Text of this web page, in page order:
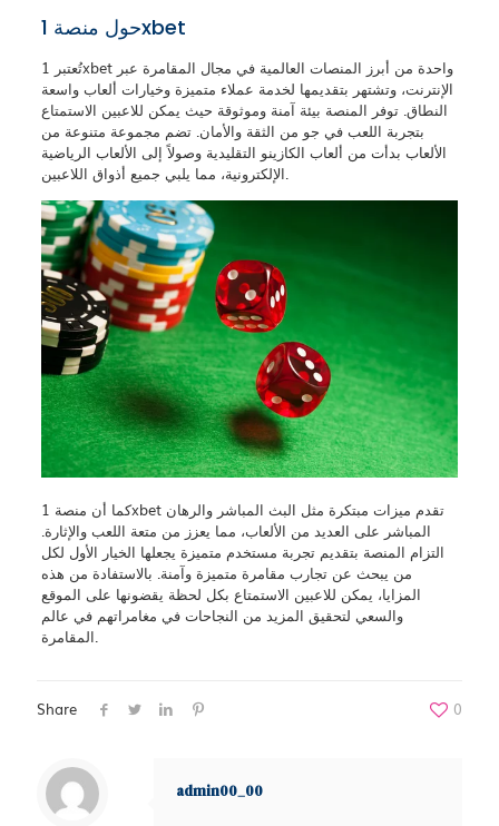
حول منصة 1xbet
تُعتبر 1xbet واحدة من أبرز المنصات العالمية في مجال المقامرة عبر
الإنترنت، وتشتهر بتقديمها لخدمة عملاء متميزة وخيارات ألعاب واسعة
النطاق. توفر المنصة بيئة آمنة وموثوقة حيث يمكن للاعبين الاستمتاع
بتجربة اللعب في جو من الثقة والأمان. تضم مجموعة متنوعة من
الألعاب بدأت من ألعاب الكازينو التقليدية وصولاً إلى الألعاب الرياضية
الإلكترونية، مما يلبي جميع أذواق اللاعبين.
كما أن منصة 1xbet تقدم ميزات مبتكرة مثل البث المباشر والرهان
المباشر على العديد من الألعاب، مما يعزز من متعة اللعب والإثارة.
التزام المنصة بتقديم تجربة مستخدم متميزة يجعلها الخيار الأول لكل
من يبحث عن تجارب مقامرة متميزة وآمنة. بالاستفادة من هذه
المزايا، يمكن للاعبين الاستمتاع بكل لحظة يقضونها على الموقع
والسعي لتحقيق المزيد من النجاحات في مغامراتهم في عالم
المقامرة.
Share 0
admin00_00